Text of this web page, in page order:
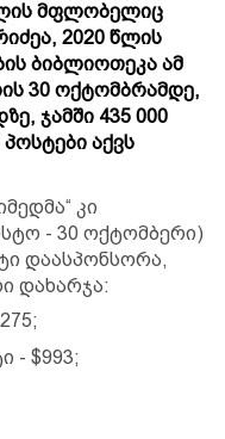
მფლობელიც
2020 წლის
ბიბლიოთეკა ამ
30 ოქტომბრამდე,
ჯამში 435 000
აქვს
კი
- 30 ოქტომბერი)
დაასპონსორა,
დახარჯა:
- $993;